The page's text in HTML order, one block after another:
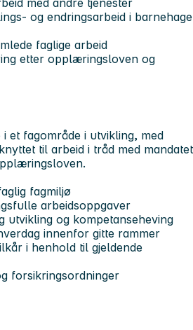
og endringsarbeid i barnehage
faglige arbeid
etter opplæringsloven og
et fagområde i utvikling, med
til arbeid i tråd med mandatet
fagmiljø
arbeidsoppgaver
utvikling og kompetanseheving
innenfor gitte rammer
i henhold til gjeldende
forsikringsordninger